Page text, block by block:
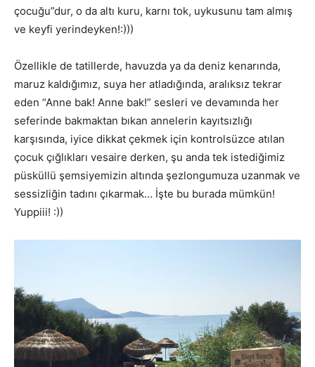
çocuğu”dur, o da altı kuru, karnı tok, uykusunu tam almış
ve keyfi yerindeyken!:)))
Özellikle de tatillerde, havuzda ya da deniz kenarında,
maruz kaldığımız, suya her atladığında, aralıksız tekrar
eden “Anne bak! Anne bak!” sesleri ve devamında her
seferinde bakmaktan bıkan annelerin kayıtsızlığı
karşısında, iyice dikkat çekmek için kontrolsüzce atılan
çocuk çığlıkları vesaire derken, şu anda tek istediğimiz
püsküllü şemsiyemizin altında şezlongumuza uzanmak ve
sessizliğin tadını çıkarmak… İşte bu burada mümkün!
Yuppiii! :))